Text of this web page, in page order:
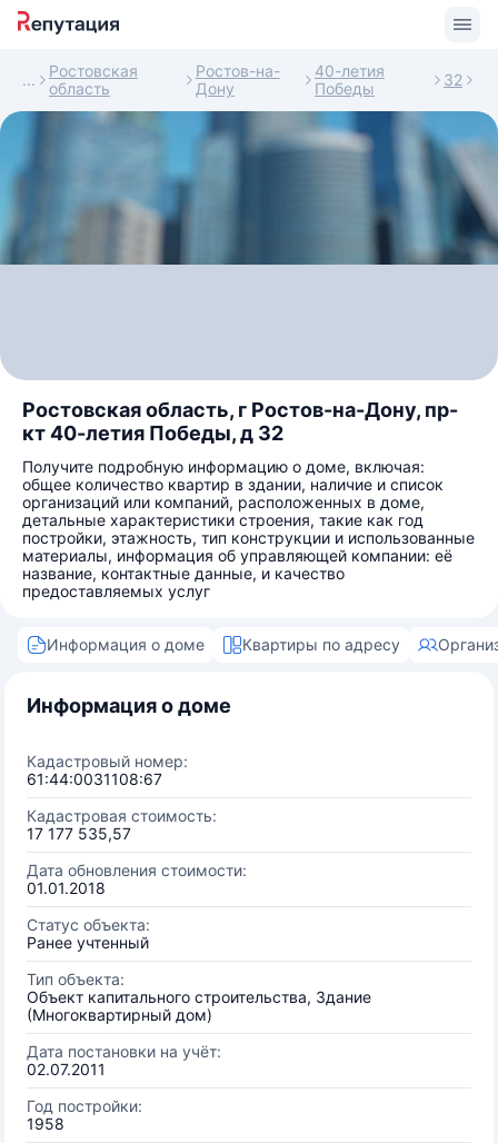
Ростовская
область
Ростов-на-
Дону
40-летия
Победы
32
Ростовская область, г Ростов-на-Дону, пр-
кт 40-летия Победы, д 32
Получите подробную информацию о доме, включая:
общее количество квартир в здании, наличие и список
организаций или компаний, расположенных в доме,
детальные характеристики строения, такие как год
постройки, этажность, тип конструкции и использованные
материалы, информация об управляющей компании: её
название, контактные данные, и качество
предоставляемых услуг
Информация о доме Квартиры по адресу
Информация о доме
Кадастровый номер:
61:44:0031108:67
Кадастровая стоимость:
17 177 535,57
Дата обновления стоимости:
01.01.2018
Статус объекта:
Ранее учтенный
Тип объекта:
Объект капитального строительства, Здание
(Многоквартирный дом)
Дата постановки на учёт:
02.07.2011
Год постройки:
1958